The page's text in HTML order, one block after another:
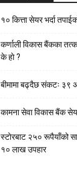
१० कित्ता सेयर भर्दा
कर्णाली विकास बैंकका
के हाे ?
बीमामा बढ्दैछ संकटः ३९
कामना सेवा विकास बैंक
स्टाेरबाट २५० रूपैयाँको
१० लाख उपहार